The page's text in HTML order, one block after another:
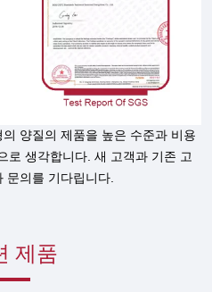
양질의 제품을 높은 수준과 비용
로 생각합니다. 새 고객과 기존 고
문의를 기다립니다.
제품